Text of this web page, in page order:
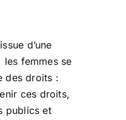
d’une
femmes se
des droits :
ces droits,
publics et